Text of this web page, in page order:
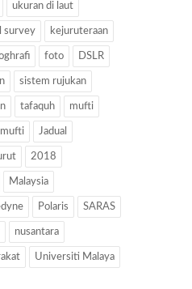
ukuran di laut
survey kejuruteraan
foto DSLR
sistem rujukan
tafaquh mufti
mufti Jadual
2018
Malaysia
Polaris SARAS
nusantara
Universiti Malaya